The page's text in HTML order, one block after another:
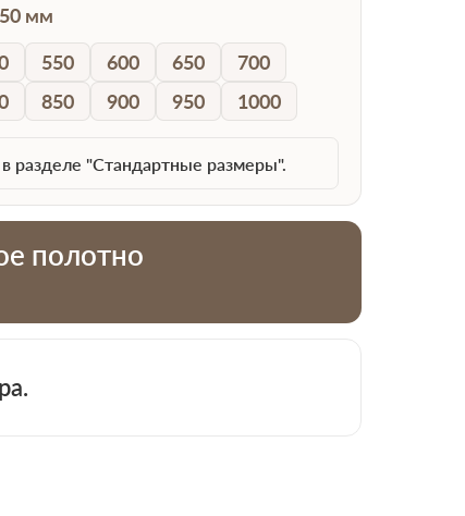
мм
550 600 650
700
850 900 950 1000
разделе "Стандартные размеры".
полотно
51-83